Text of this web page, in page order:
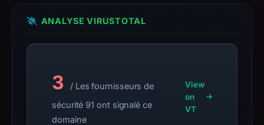
registrar
IP
185.18.222.225,
ANALYSE VIRUSTOTAL
3
/ Les fournisseurs de
sécurité 91 ont signalé ce
domaine
View
on
VT